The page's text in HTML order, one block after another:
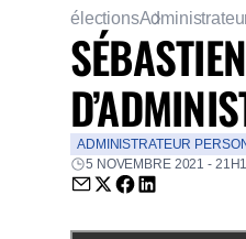
élections
ADMINISTRATEUR
5 NOVEMBRE 2021 -
Envoyer par email
Partager sur
Partager sur
Partager sur